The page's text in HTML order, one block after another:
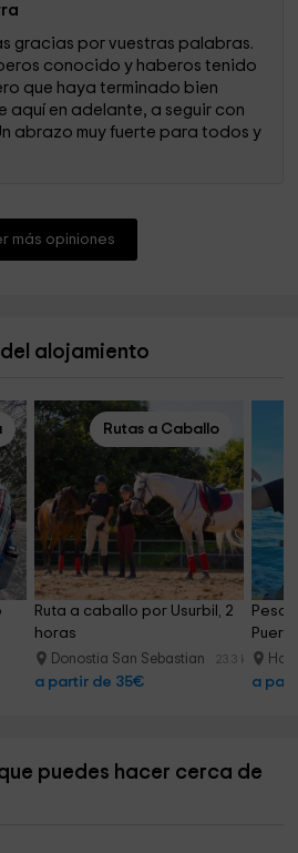
gracias por vuestras palabras.
conocido y haberos tenido
que haya terminado bien
aquí en adelante, a seguir con
abrazo muy fuerte para todos y
más opiniones
alojamiento
Rutas a Caballo
Ruta a caballo por Usurbil, 2
horas
Donostia San Sebastian 23.3 km
a partir de 35€ a
puedes hacer cerca de